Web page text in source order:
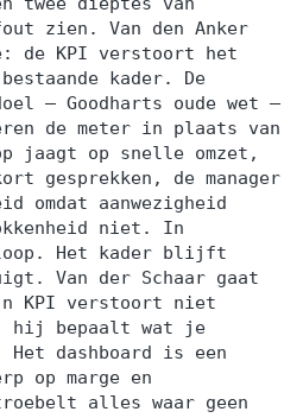
zien. Van den Anker
de KPI verstoort het
kader. De
— Goodharts oude wet —
de meter in plaats van
jaagt op snelle omzet,
gesprekken, de manager
omdat aanwezigheid
niet. In
Het kader blijft
Van der Schaar gaat
KPI verstoort niet
hij bepaalt wat je
dashboard is een
op marge en
alles waar geen